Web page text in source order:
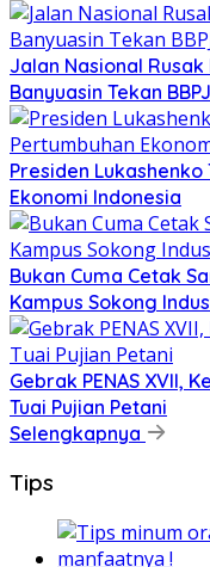
Jalan Nasional Rusak
Banyuasin Tekan
Presiden
Ekonomi Indonesia
Bukan Cuma Cetak
Kampus Sokong
Gebrak PENAS XVII,
Tuai Pujian Petani
Selengkapnya
Tips